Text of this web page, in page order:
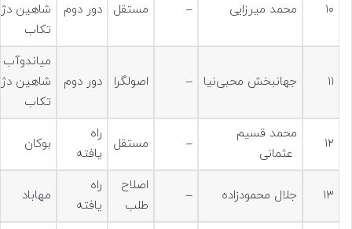
۱۰ محمد میرزایی – مستقل دور دوم
شاهین
تکاب
۱۱ جهانبخش محبی‌نیا – اصولگرا دور دوم
شاهین
تکاب
۱۲
محمد قسیم
عثمانی
– مستقل
راه
یافته
بوکان
۱۳ جلال محمودزاده –
اصلاح
طلب
راه
یافته
مهاباد